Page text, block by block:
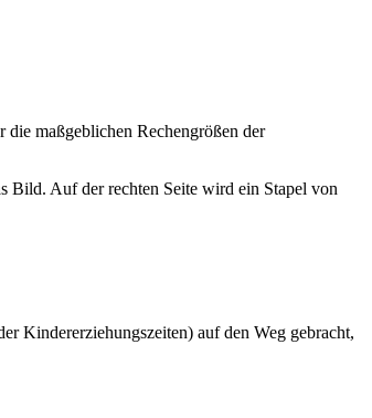
die maßgeblichen Rechengrößen der
Kindererziehungszeiten) auf den Weg gebracht,